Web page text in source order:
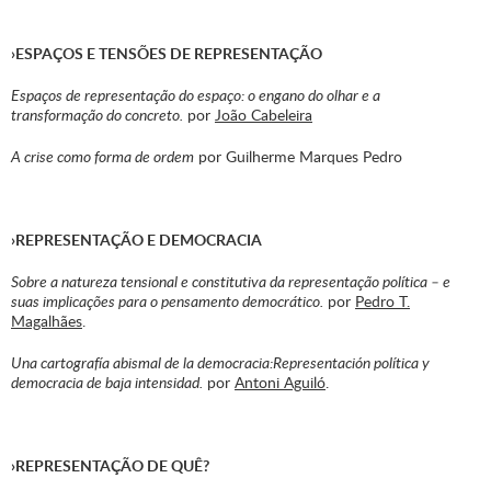
›ESPAÇOS E TENSÕES DE REPRESENTAÇÃO
Espaços de representação do espaço:o engano do olhar e a
transformação do concreto. por João Cabeleira
A crise como forma de ordem por Guilherme Marques Pedro
›REPRESENTAÇÃO E DEMOCRACIA
Sobre a natureza tensional e constitutiva da representação política – e
suas implicações para o pensamento democrático. por Pedro T.
Magalhães.
Una cartografía abismal de la democracia:Representación política y
democracia de baja intensidad. por Antoni Aguiló.
›REPRESENTAÇÃO DE QUÊ?